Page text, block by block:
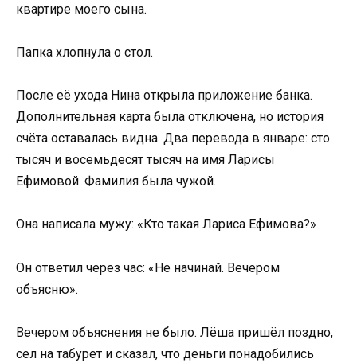
квартире моего сына.
Папка хлопнула о стол.
После её ухода Нина открыла приложение банка.
Дополнительная карта была отключена, но история
счёта оставалась видна. Два перевода в январе: сто
тысяч и восемьдесят тысяч на имя Ларисы
Ефимовой. Фамилия была чужой.
Она написала мужу: «Кто такая Лариса Ефимова?»
Он ответил через час: «Не начинай. Вечером
объясню».
Вечером объяснения не было. Лёша пришёл поздно,
сел на табурет и сказал, что деньги понадобились